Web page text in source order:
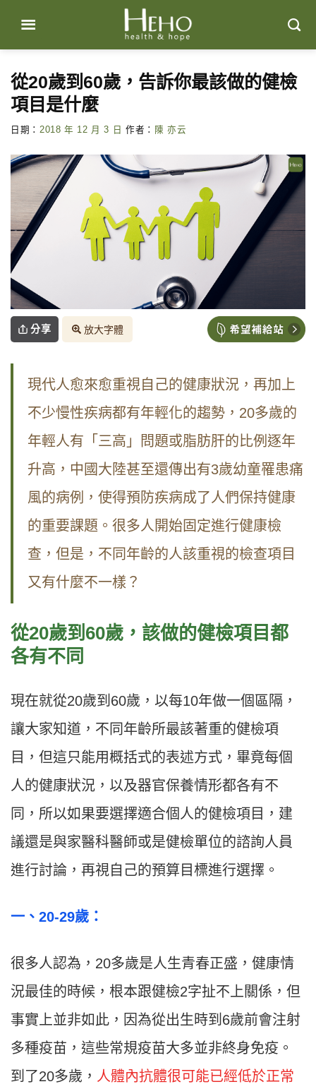
content
從20歲到60歲，告訴你最該做的健檢
項目是什麼
日期： 2018 年 12 月 3 日 作者： 陳 亦云
分享 放大字體
現代人愈來愈重視自己的健康狀況，再加上
不少慢性疾病都有年輕化的趨勢，20多歲的
年輕人有「三高」問題或脂肪肝的比例逐年
升高，中國大陸甚至還傳出有3歲幼童罹患痛
風的病例，使得預防疾病成了人們保持健康
的重要課題。很多人開始固定進行健康檢
查，但是，不同年齡的人該重視的檢查項目
又有什麼不一樣？
從20歲到60歲，該做的健檢項目都
各有不同
現在就從20歲到60歲，以每10年做一個區隔，
讓大家知道，不同年齡所最該著重的健檢項
目，但這只能用概括式的表述方式，畢竟每個
人的健康狀況，以及器官保養情形都各有不
同，所以如果要選擇適合個人的健檢項目，建
議還是與家醫科醫師或是健檢單位的諮詢人員
進行討論，再視自己的預算目標進行選擇。
一 、20-29歲：
很多人認為，20多歲是人生青春正盛，健康情
況最佳的時候，根本跟健檢2字扯不上關係，但
事實上並非如此，因為從出生時到6歲前會注射
多種疫苗，這些常規疫苗大多並非終身免疫。
到了20多歲， 人體內抗體很可能已經低於正常